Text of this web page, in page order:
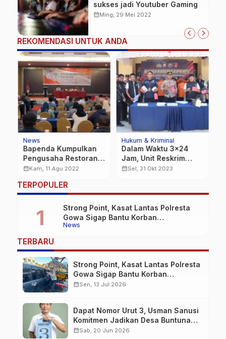
sukses jadi Youtuber Gaming
calendar_monthMing, 29 Mei 2022
REKOMENDASI UNTUK ANDA
News
Bapenda Kumpulkan
Pengusaha Restoran
Sosialisasi Pajak
calendar_monthKam, 11 Agu 2022
Hukum & Kriminal
Dalam Waktu 3×24
Jam, Unit Reskrim
Polsek Bontonompo
Curat
calendar_monthSel, 31 Okt 2023
TERPOPULER
News
Strong Point, Kasat Lantas Polresta
Gowa Sigap Bantu Korban
Kecelakaan
TERBARU
Strong Point, Kasat Lantas Polresta
Gowa Sigap Bantu Korban
Kecelakaan
calendar_monthSen, 13 Jul 2026
Dapat Nomor Urut 3, Usman Sanusi
Komitmen Jadikan Desa Buntuna
Jauh lebih Baik
calendar_monthSab, 20 Jun 2026